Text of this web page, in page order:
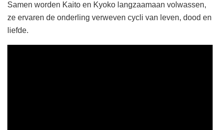
Samen worden Kaito en Kyoko langzaamaan volwassen,
ze ervaren de onderling verweven cycli van leven, dood en
liefde.